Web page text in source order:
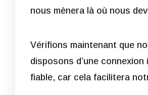
nous mènera là où nous
Vérifions maintenant que
disposons d’une connexion
fiable, car cela facilitera